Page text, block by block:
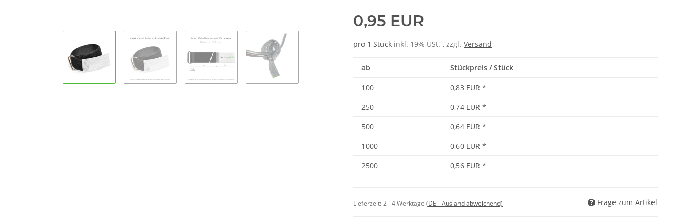
0,95 EUR
pro 1 Stück inkl. 19% USt. , zzgl. Versand
ab Stückpreis / Stück
100 0,83 EUR *
250
0,74 EUR *
500
0,64 EUR *
1000
0,60 EUR *
2500
0,56 EUR *
Lieferzeit:2 - 4 Werktage (DE - Ausland abweichend) Frage zum Artikel